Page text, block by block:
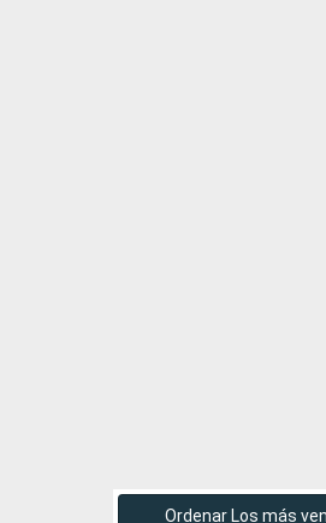
Ordenar Los más